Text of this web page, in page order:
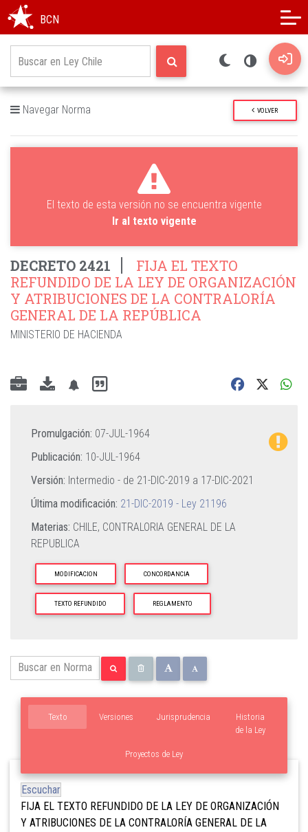
BCN
Navegar Norma VOLVER
El texto de esta versión no se encuentra vigente
Ir al texto vigente
DECRETO 2421
FIJA EL TEXTO
REFUNDIDO DE LA LEY DE ORGANIZACIÓN
Y ATRIBUCIONES DE LA CONTRALORÍA
GENERAL DE LA REPÚBLICA
MINISTERIO DE HACIENDA
Promulgación: 07-JUL-1964
Publicación: 10-JUL-1964
Versión: Intermedio - de 21-DIC-2019 a 17-DIC-2021
Última modificación: 21-DIC-2019 - Ley 21196
Materias: CHILE, CONTRALORIA GENERAL DE LA
REPUBLICA
MODIFICACION CONCORDANCIA
TEXTO REFUNDIDO REGLAMENTO
Texto Versiones
Proyectos de Ley
Historia
de la Ley
Jurisprudencia
Escuchar
FIJA EL TEXTO REFUNDIDO DE LA LEY DE ORGANIZACIÓN
Y ATRIBUCIONES DE LA CONTRALORÍA GENERAL DE LA